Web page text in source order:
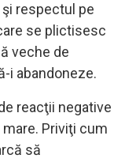
respectul pe
se plictisesc
veche de
i abandoneze.
reacţii negative
mare. Priviţi cum
să